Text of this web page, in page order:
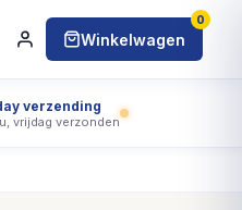
Winkelwagen
0
verzending
vrijdag verzonden